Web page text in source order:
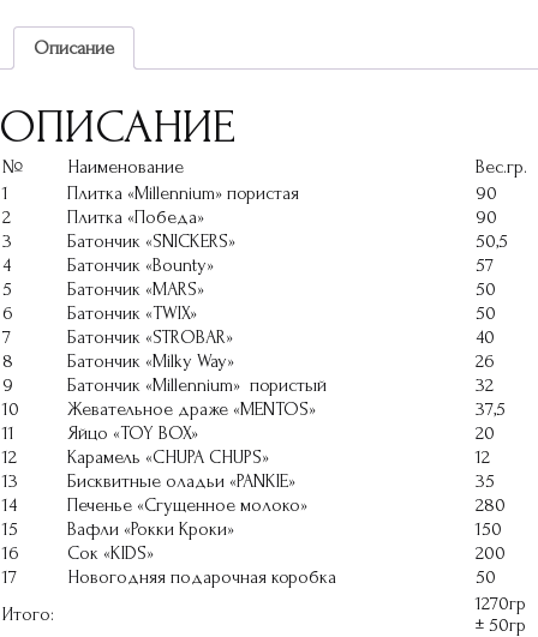
Описание
ОПИСАНИЕ
№ Наименование
Вес.гр.
1
Плитка «Millennium» пористая
90
2
Плитка «Победа»
90
3
Батончик «SNICKERS»
50,5
4
Батончик «Bounty»
57
5
Батончик «MARS»
50
6
Батончик «TWIX»
50
7
Батончик «STROBAR»
40
8
Батончик «Milky Way»
26
9
Батончик «Millennium» пористый
32
10
Жевательное драже «МЕNTOS»
37,5
11
Яйцо «TOY BOX»
20
12
Карамель «CHUPA CHUPS»
12
13
Бисквитные оладьи «PANKIE»
35
14
Печенье «Сгущенное молоко»
280
15
Вафли «Рокки Кроки»
150
16
Сок «KIDS»
200
17
Новогодняя подарочная коробка
50
Итого:
1270гр
± 50гр